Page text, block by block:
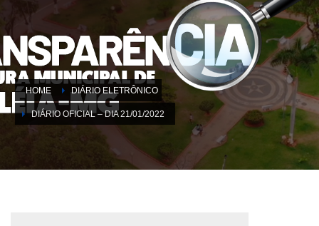
HOME DIÁRIO ELETRÔNICO
DIÁRIO OFICIAL – DIA 21/01/2022